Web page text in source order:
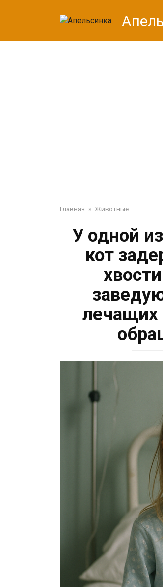
Главная » Животные
У одной
кот
лечащих